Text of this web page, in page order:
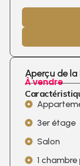
Aperçu de la
À vendre
3er étage
Salon
1